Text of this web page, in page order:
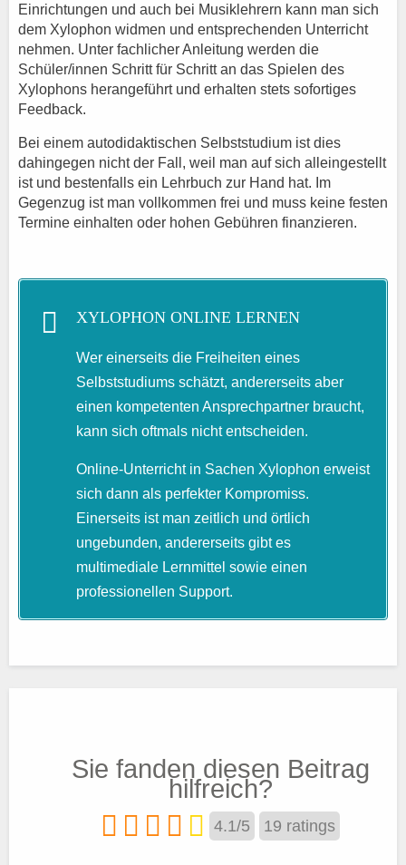
Einrichtungen und auch bei Musiklehrern kann man sich
dem Xylophon widmen und entsprechenden Unterricht
nehmen. Unter fachlicher Anleitung werden die
Schüler/innen Schritt für Schritt an das Spielen des
Xylophons herangeführt und erhalten stets sofortiges
Feedback.
Bei einem autodidaktischen Selbststudium ist dies
dahingegen nicht der Fall, weil man auf sich alleingestellt
ist und bestenfalls ein Lehrbuch zur Hand hat. Im
Gegenzug ist man vollkommen frei und muss keine festen
Termine einhalten oder hohen Gebühren finanzieren.
XYLOPHON ONLINE LERNEN
Wer einerseits die Freiheiten eines
Selbststudiums schätzt, andererseits aber
einen kompetenten Ansprechpartner braucht,
kann sich oftmals nicht entscheiden.
Online-Unterricht in Sachen Xylophon erweist
sich dann als perfekter Kompromiss.
Einerseits ist man zeitlich und örtlich
ungebunden, andererseits gibt es
multimediale Lernmittel sowie einen
professionellen Support.
Sie fanden diesen Beitrag
hilfreich?
4.1/5 19 ratings